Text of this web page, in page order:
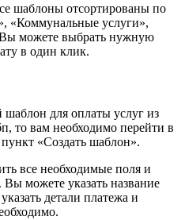
шаблоны отсортированы по
«Коммунальные услуги»,
Вы можете выбрать нужную
в один клик.
шаблон для оплаты услуг из
то вам необходимо перейти в
«Создать шаблон».
все необходимые поля и
можете указать название
детали платежа и